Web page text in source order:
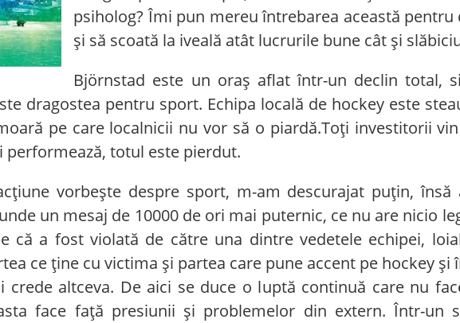
psiholog? Îmi pun mereu întrebarea această
și să scoată la iveală atât lucrurile bune cât și
Björnstad este un oraș aflat într-un declin total,
dragostea pentru sport. Echipa locală de hockey este
pe care localnicii nu vor să o piardă.Toți investitorii
performează, totul este pierdut.
vorbește despre sport, m-am descurajat puțin,
un mesaj de 10000 de ori mai puternic, ce nu are nicio
că a fost violată de către una dintre vedetele echipei,
ce ține cu victima și partea care pune accent pe hockey și
crede altceva. De aici se duce o luptă continuă care nu
face față presiunii și problemelor din extern. Într-un